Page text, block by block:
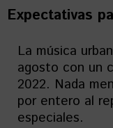
Expectativas
La música
agosto con un
2022. Nada
por entero al
especiales.